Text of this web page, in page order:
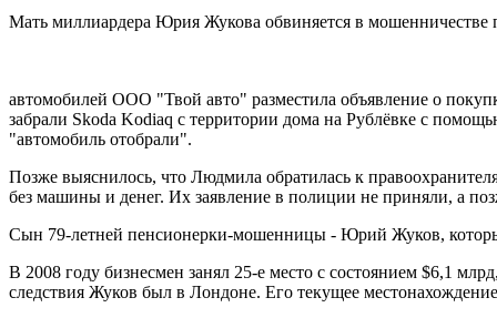
Мать миллиардера Юрия Жукова обвиняется в мошенничестве
автомобилей ООО "Твой авто" разместила объявление о
забрали Skoda Kodiaq с территории дома на Рублёвке с
"автомобиль отобрали".
Позже выяснилось, что Людмила обратилась к
без машины и денег. Их заявление в полиции не приняли, а
Сын 79-летней пенсионерки-мошенницы - Юрий Жуков,
В 2008 году бизнесмен занял 25-е место с состоянием $6,1
следствия Жуков был в Лондоне. Его текущее